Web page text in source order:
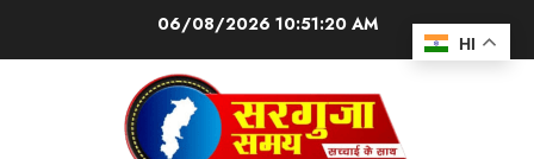
06/08/202610:51:21 AM
HI